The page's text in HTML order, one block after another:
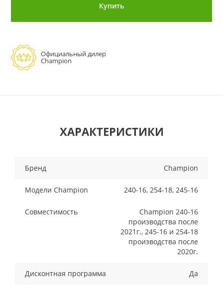
Купить
Официальный дилер
Champion
ХАРАКТЕРИСТИКИ
Бренд Champion
Модели Champion 240-16, 254-18, 245-16
Совместимость
Champion 240-16
производства после
2021г., 245-16 и 254-18
производства после
2020г.
Дисконтная программа Да